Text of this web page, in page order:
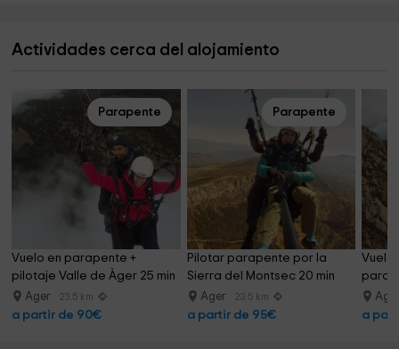
Actividades cerca del alojamiento
Parapente
Vuelo en parapente +
pilotaje Valle de Àger 25 min
Ager 23.5 km
a partir de 90€
Parapente
Pilotar parapente por la
Sierra del Montsec 20 min
Ager 23.5 km
a partir de 95€
Vuelo
para
a